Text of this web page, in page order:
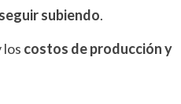
subiendo.
los costos de producción y